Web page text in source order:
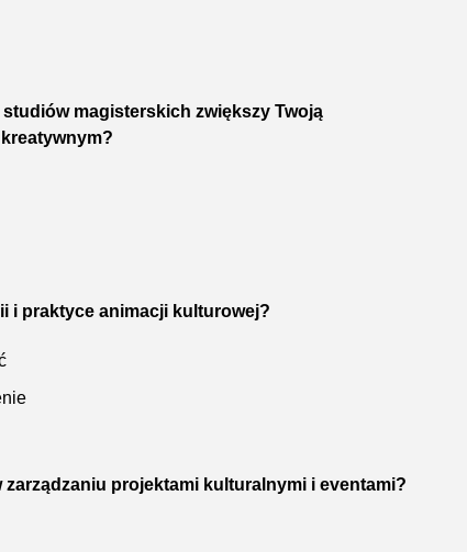
magisterskich zwiększy Twoją
i praktyce animacji kulturowej?
projektami kulturalnymi i eventami?